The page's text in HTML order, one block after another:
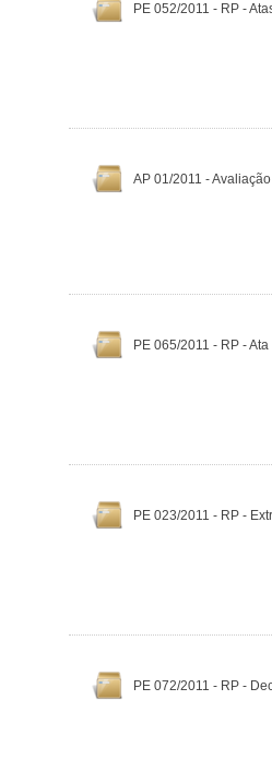
PE 052/2011 - RP -
AP 01/2011 -
PE 065/2011 - RP -
PE 023/2011 - RP -
PE 072/2011 - RP -